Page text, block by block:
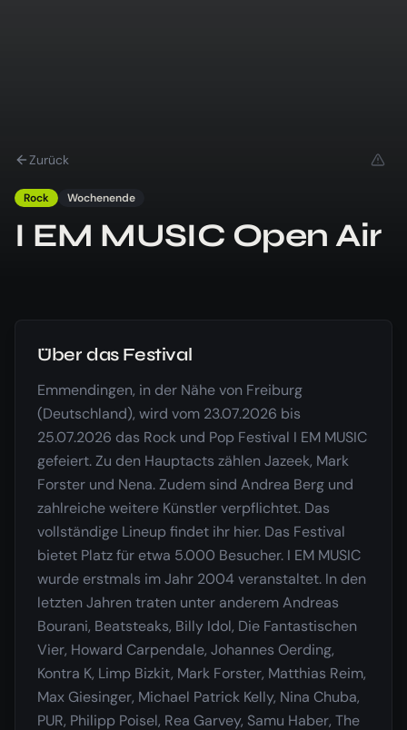
Zurück
Rock Wochenende
I EM MUSIC Open Air
Über das Festival
Emmendingen, in der Nähe von Freiburg
(Deutschland), wird vom 23.07.2026 bis
25.07.2026 das Rock und Pop Festival I EM MUSIC
gefeiert. Zu den Hauptacts zählen Jazeek, Mark
Forster und Nena. Zudem sind Andrea Berg und
zahlreiche weitere Künstler verpflichtet. Das
vollständige Lineup findet ihr hier. Das Festival
bietet Platz für etwa 5.000 Besucher. I EM MUSIC
wurde erstmals im Jahr 2004 veranstaltet. In den
letzten Jahren traten unter anderem Andreas
Bourani, Beatsteaks, Billy Idol, Die Fantastischen
Vier, Howard Carpendale, Johannes Oerding,
Kontra K, Limp Bizkit, Mark Forster, Matthias Reim,
Max Giesinger, Michael Patrick Kelly, Nina Chuba,
PUR, Philipp Poisel, Rea Garvey, Samu Haber, The